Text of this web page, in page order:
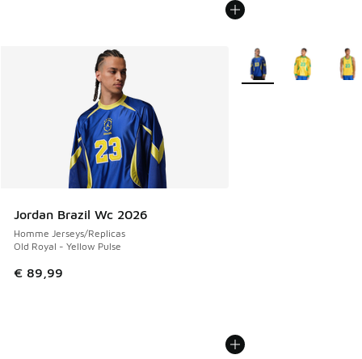
Jordan Brazil Wc 2026
Homme Jerseys/Replicas
Old Royal - Yellow Pulse
€ 89,99
Plus de couleurs